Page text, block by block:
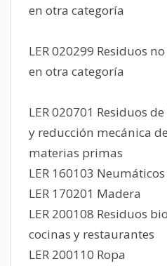
en otra categoría
LER 020299 Residuos
en otra categoría
LER 020701 Residuos
y reducción mecánica de
materias primas
LER 160103
LER 170201 Madera
LER 200108 Residuos
cocinas y restaurantes
LER 200110 Ropa